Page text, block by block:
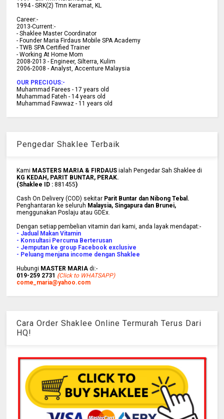
1994 -SRK(2) Tmn Keramat, KL
Career:-
2013-Current:-
- Shaklee Master Coordinator
- Founder Maria Firdaus Mobile SPA Academy
- TWB SPA Certified Trainer
- Working At Home Mom
2008-2013 - Engineer, Silterra, Kulim
2006-2008 - Analyst, Accenture Malaysia
OUR PRECIOUS:-
Muhammad Farees - 17 years old
Muhammad Fateh - 14 years old
Muhammad Fawwaz - 11 years old
Pengedar Shaklee Terbaik
Kami MASTERS MARIA & FIRDAUS ialah Pengedar Sah Shaklee di
KG KEDAH, PARIT BUNTAR, PERAK.
(Shaklee ID :881455)
Cash On Delivery (COD) sekitar Parit Buntar dan Nibong Tebal.
Penghantaran ke seluruh Malaysia, Singapura dan Brunei,
menggunakan Poslaju atau GDEx.
Dengan setiap pembelian vitamin dari kami, anda layak mendapat:-
- Jadual Makan Vitamin
- Konsultasi Percuma Berterusan
- Jemputan ke group Facebook exclusive
- Peluang menjana income dengan Shaklee
Hubungi MASTER MARIA di:-
019-259 2731 (Click to WHATSAPP)
come_maria@yahoo.com
Cara Order Shaklee Online Termurah Terus Dari
HQ!